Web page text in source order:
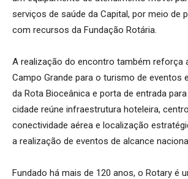
serviços de saúde da Capital, por meio de
com recursos da Fundação Rotária.
A realização do encontro também reforça
Campo Grande para o turismo de eventos
da Rota Bioceânica e porta de entrada
cidade reúne infraestrutura hoteleira,
conectividade aérea e localização
a realização de eventos de alcance
Fundado há mais de 120 anos, o Rotary é